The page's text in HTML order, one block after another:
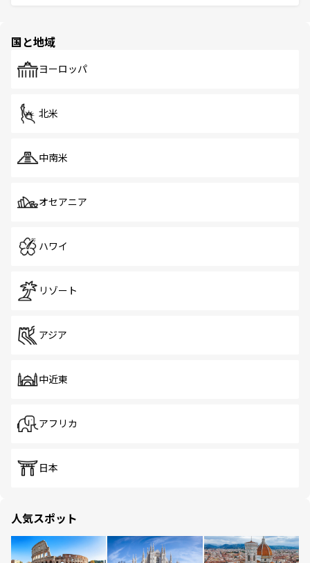
で、ホーカーズは地元の風情を楽しめる外せないスポット
国と地域
ヨーロッパ
北米
中南米
オセアニア
ハワイ
リゾート
アジア
中近東
アフリカ
日本
人気スポット